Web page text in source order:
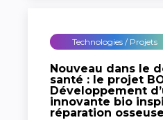
Technologies / Projets
Nouveau dans le
santé : le projet
Développement
innovante bio
réparation osseuse